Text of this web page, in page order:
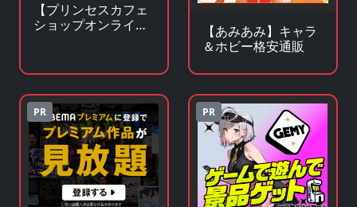
【プリンセスカフェ
ショップオンライ
サイト
【あみあみ】キャラ
＆ホビー格安通販
PR PR